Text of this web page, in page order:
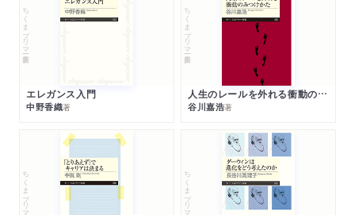
ちくまプリマー新書
エレガンス入門
中野香織著
ちくまプリマー新書
人生のレールを外れる衝動のみつけかた
谷川嘉浩著
ちくまプリマー新書 ちくまプリマー新書